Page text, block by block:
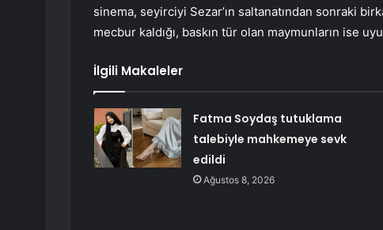
sinema, seyirciyi Sezar’ın saltanatından sonraki
mecbur kaldığı, baskın tür olan maymunların ise
İlgili Makaleler
Fatma Soydaş tutuklama
talebiyle mahkemeye sevk
edildi
Ağustos 8, 2026